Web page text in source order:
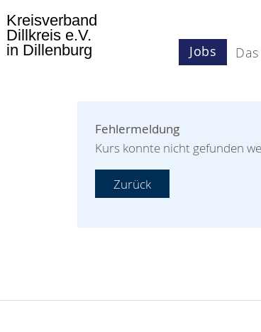
Jobs
Kreisverband
Dillkreis e.V.
in Dillenburg
Fehlermeldung
Kurs konnte nicht gefunden